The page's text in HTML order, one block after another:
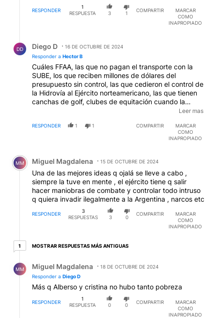
RESPONDER
1
RESPUESTA
3 1
COMPARTIR
MARCAR
COMO
INAPROPIADO
DD Diego D
16 DE OCTUBRE DE 2024
Responder a Hector B
Cuáles FFAA, las que no pagan el transporte con la
SUBE, los que reciben millones de dólares del
presupuesto sin control, las que cedieron el control de
la Hidrovía al Ejército norteamericano, las que tienen
canchas de golf, clubes de equitación cuando la
pobreza del pueblo sigue aumentando? No saben
AMBA, para costosos desfiles por las calles de
Recoleta. No se libra una guerra en el siglo XXI con
y SubOficiales separados, para qué? Estoy cansado
de subsidiar un ejército que atrasa 100 años.
Leer mas
RESPONDER 1 1 COMPARTIR
MARCAR
COMO
INAPROPIADO
Comentario de Miguel Magdalena.
MM Miguel Magdalena 15 DE OCTUBRE DE 2024
Una de las mejores ideas q ojalá se lleve a cabo ,
siempre la tuve en mente , el ejército tiene q salir
hacer maniobras de combate y controlar todo intruso
q quiera invadir ilegalmente a la Argentina , narcos etc
RESPONDER
3
RESPUESTAS
3 0
COMPARTIR
MARCAR
COMO
INAPROPIADO
11 respuesta más antiguas
MOSTRAR RESPUESTAS MÁS ANTIGUAS
MM Miguel Magdalena
18 DE OCTUBRE DE 2024
Responder a Diego D
Más q Alberso y cristina no hubo tanto pobreza
RESPONDER
1
RESPUESTA
0 0
COMPARTIR
MARCAR
COMO
INAPROPIADO